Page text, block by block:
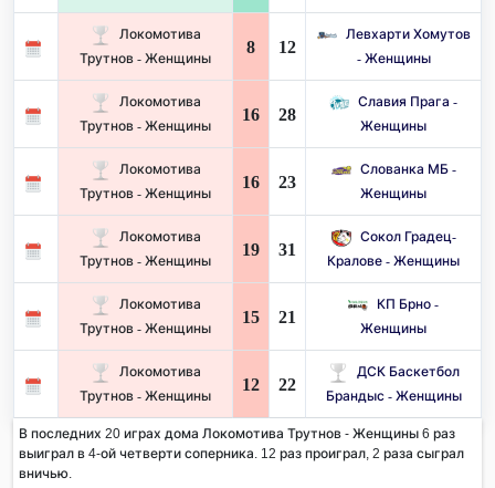
Локомотива
Трутнов - Женщины
8 12
Левхарти Хомутов
- Женщины
Локомотива
Трутнов - Женщины
16 28
Славия Прага -
Женщины
Локомотива
Трутнов - Женщины
16 23
Слованка МБ -
Женщины
Локомотива
Трутнов - Женщины
19 31
Сокол Градец-
Кралове - Женщины
Локомотива
Трутнов - Женщины
15 21
КП Брно -
Женщины
Локомотива
Трутнов - Женщины
12 22
ДСК Баскетбол
Брандыс - Женщины
В последних 20 играх дома Локомотива Трутнов - Женщины 6 раз
выиграл в 4-ой четверти соперника. 12 раз проиграл, 2 раза сыграл
вничью.